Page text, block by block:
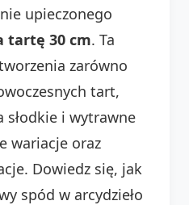
upieczonego
tartę 30 cm. Ta
zarówno
tart,
słodkie i wytrawne
wariacje oraz
Dowiedz się, jak
spód w arcydzieło